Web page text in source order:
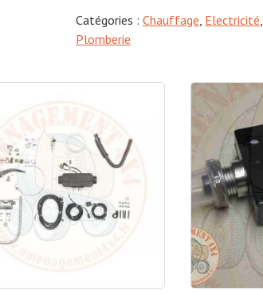
eau
PUNDMANN
litres
12v
200w
Catégories :Chauffage, Electricité,
Plomberie